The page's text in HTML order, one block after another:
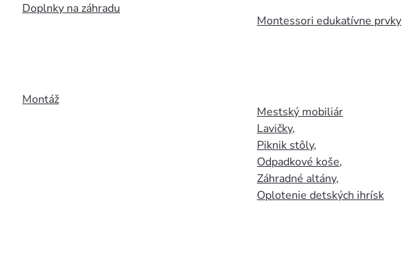
Doplnky na záhradu
Montáž
Montessori edukatívne prvky
Mestský mobiliár
Lavičky,
Piknik stôly,
Odpadkové koše,
Záhradné altány,
Oplotenie detských ihrísk